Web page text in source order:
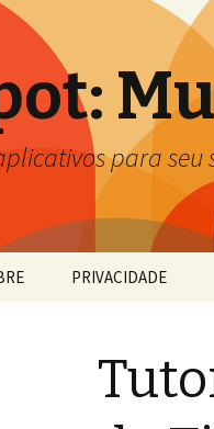
para
PRIVACIDADE